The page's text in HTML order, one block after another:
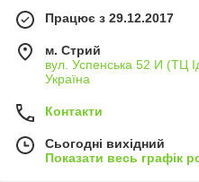
Працює з 29.12.2017
м. Стрий
вул. Успенська 52 И (ТЦ
Україна
Контакти
Сьогодні вихідний
Показати весь графік